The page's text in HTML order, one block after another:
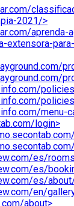
2021/>
aprenda-
extensora-
menu-
login>
es/
es/
es/
en/
about>